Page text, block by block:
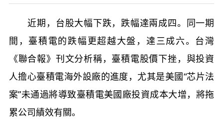
近期，台股大幅下跌，跌幅達兩成四。同一期
間，臺積電的跌幅更超越大盤，達三成六。台灣
《聯合報》刊文分析稱，臺積電股價下挫，與投資
人擔心臺積電海外設廠的進度，尤其是美國“芯片法
案”未通過將導致臺積電美國廠投資成本大增，將拖
累公司績效有關。